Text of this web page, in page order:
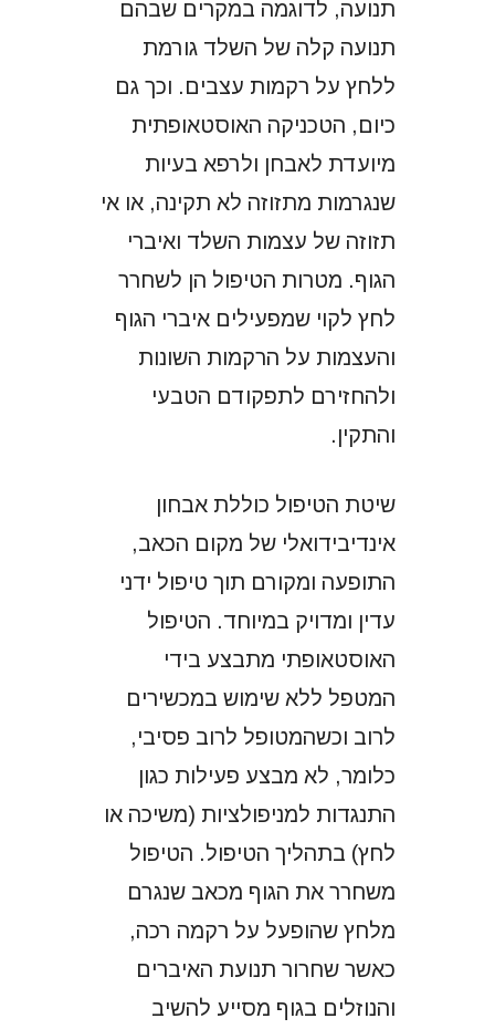
תנועה, לדוגמה במקרים שבהם
תנועה קלה של השלד גורמת
ללחץ על רקמות עצבים. וכך גם
כיום, הטכניקה האוסטאופתית
מיועדת לאבחן ולרפא בעיות
שנגרמות מתזוזה לא תקינה, או אי
תזוזה של עצמות השלד ואיברי
הגוף. מטרות הטיפול הן לשחרר
לחץ לקוי שמפעילים איברי הגוף
והעצמות על הרקמות השונות
ולהחזירם לתפקודם הטבעי
והתקין.
שיטת הטיפול כוללת אבחון
אינדיבידואלי של מקום הכאב,
התופעה ומקורם תוך טיפול ידני
עדין ומדויק במיוחד. הטיפול
האוסטאופתי מתבצע בידי
המטפל ללא שימוש במכשירים
לרוב וכשהמטופל לרוב פסיבי,
כלומר, לא מבצע פעילות כגון
התנגדות למניפולציות (משיכה או
לחץ) בתהליך הטיפול. הטיפול
משחרר את הגוף מכאב שנגרם
מלחץ שהופעל על רקמה רכה,
כאשר שחרור תנועת האיברים
והנוזלים בגוף מסייע להשיב